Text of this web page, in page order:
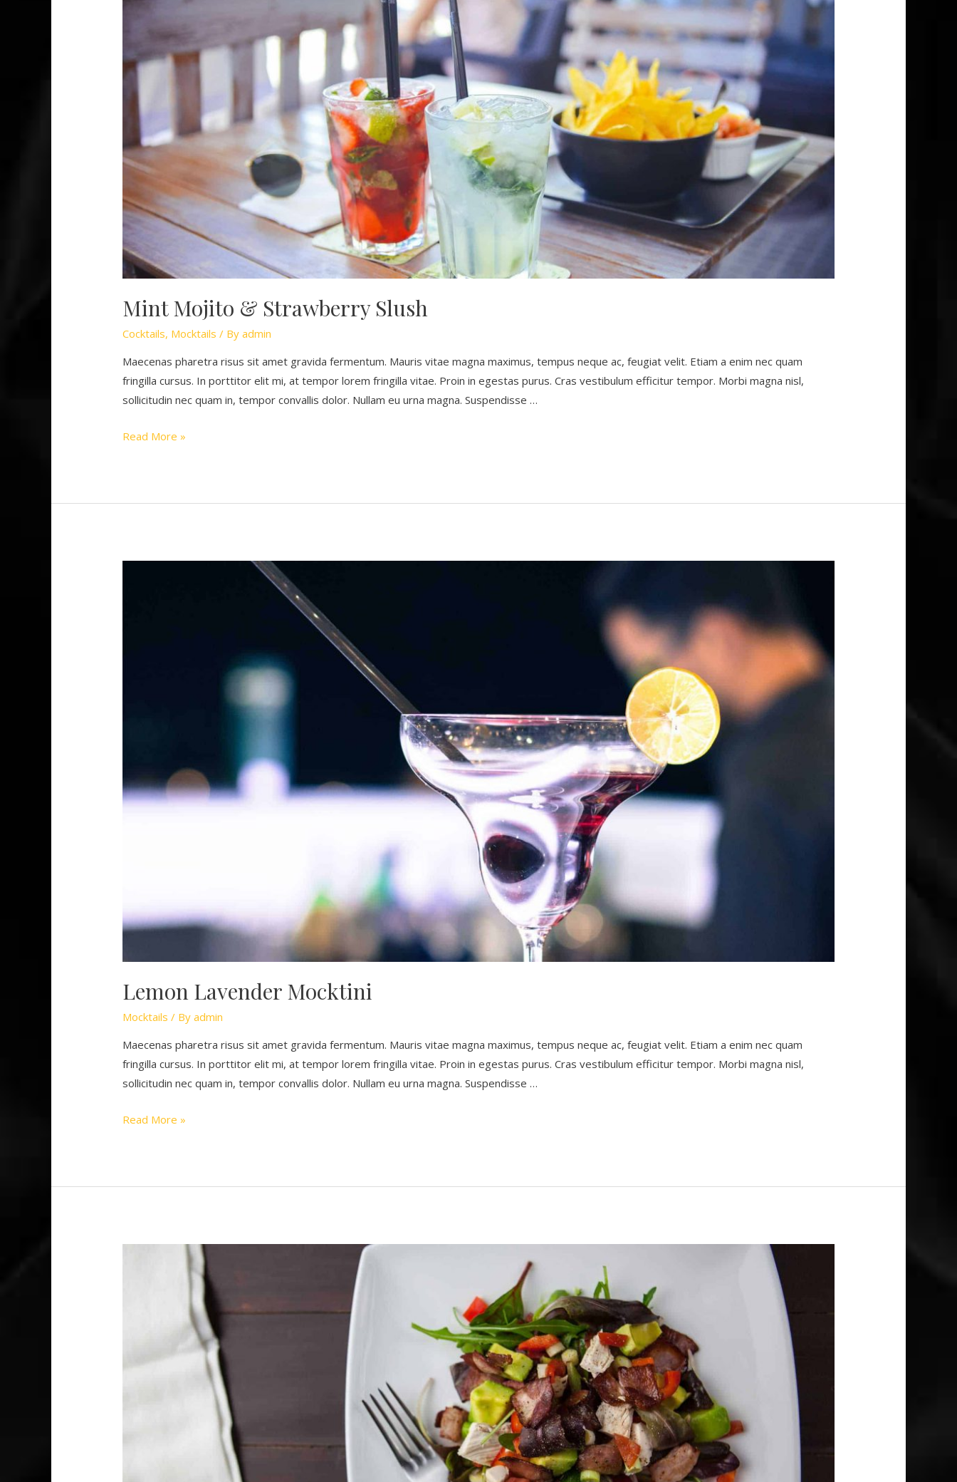
Mint Mojito & Strawberry Slush
Cocktails, Mocktails / Byadmin
Maecenas pharetra risus sit amet gravida fermentum. Mauris vitae magna maximus, tempus neque ac, feugiat velit. Etiam a enim nec quam
fringilla cursus. In porttitor elit mi, at tempor lorem fringilla vitae. Proin in egestas purus. Cras vestibulum efficitur tempor. Morbi magna nisl,
sollicitudin nec quam in, tempor convallis dolor. Nullam eu urna magna. Suspendisse …
Mint
Read More »
Lemon Lavender Mocktini
Mocktails / Byadmin
Maecenas pharetra risus sit amet gravida fermentum. Mauris vitae magna maximus, tempus neque ac, feugiat velit. Etiam a enim nec quam
fringilla cursus. In porttitor elit mi, at tempor lorem fringilla vitae. Proin in egestas purus. Cras vestibulum efficitur tempor. Morbi magna nisl,
sollicitudin nec quam in, tempor convallis dolor. Nullam eu urna magna. Suspendisse …
Lemon
Read More »